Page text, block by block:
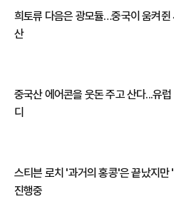
희토류 다음은 광모듈…중국이 움켜쥔
산
중국산 에어콘을 웃돈 주고 산다...유럽
디
스티븐 로치 '과거의 홍콩'은 끝났지만
진행중